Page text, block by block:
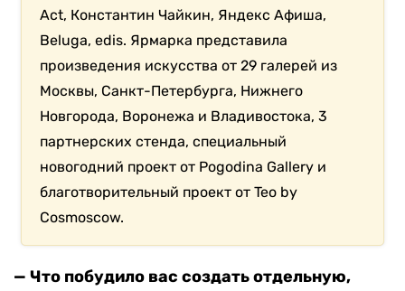
Act, Константин Чайкин, Яндекс Афиша,
Beluga, edis. Ярмарка представила
произведения искусства от 29 галерей из
Москвы, Санкт-Петербурга, Нижнего
Новгорода, Воронежа и Владивостока, 3
партнерских стенда, специальный
новогодний проект от Pogodina Gallery и
благотворительный проект от Teo by
Cosmoscow.
— Что побудило вас создать отдельную,